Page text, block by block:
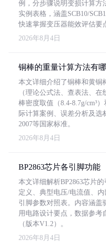
例，分步骤说明变损计算方
实例表格，涵盖SCB10/
快速掌握变压器能效评估要
2026年8月4日
铜棒的重量计算方法有
本文详细介绍了铜棒和黄铜
（理论公式法、查表法、
棒密度取值（8.4-8.7g/cm³
际计算案例、误差分析及选
2007等国家标准。
2026年8月4日
BP2863芯片各引脚功能
本文详细解析BP2863芯片
定义、典型电压/电流值、
引脚参数对照表。内容涵盖
用电路设计要点，数据参考
（版本V1.2）。
2026年8月4日